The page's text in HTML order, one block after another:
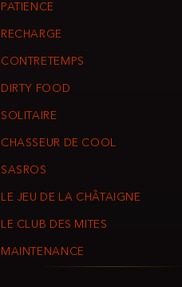
PATIENCE
RECHARGE
CONTRETEMPS
DIRTY FOOD
SOLITAIRE
CHASSEUR DE COOL
SASROS
LE JEU DE LA CHÂTAIGNE
LE CLUB DES MITES
MAINTENANCE